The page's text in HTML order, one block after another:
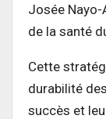
Josée
de la santé
Cette
durabilité
succès et